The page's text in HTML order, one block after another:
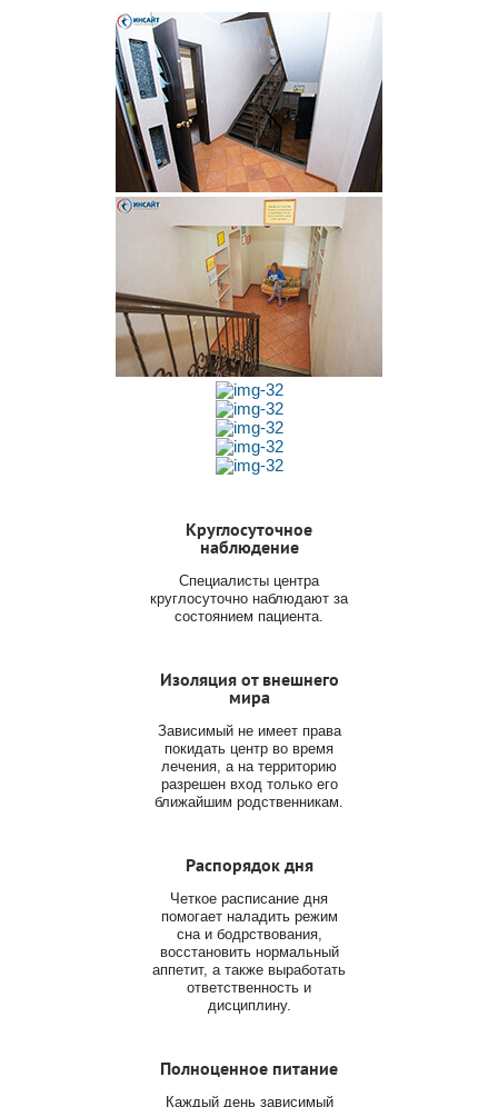
Круглосуточное
наблюдение
Специалисты центра
круглосуточно наблюдают за
состоянием пациента.
Изоляция от внешнего
мира
Зависимый не имеет права
покидать центр во время
лечения, а на территорию
разрешен вход только его
ближайшим родственникам.
Распорядок дня
Четкое расписание дня
помогает наладить режим
сна и бодрствования,
восстановить нормальный
аппетит, а также выработать
ответственность и
дисциплину.
Полноценное питание
Каждый день зависимый